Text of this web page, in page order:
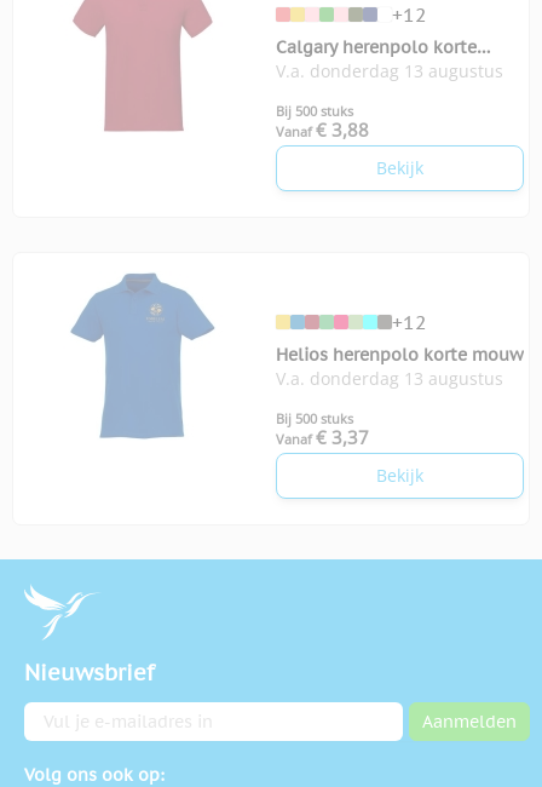
+12
Calgary herenpolo korte
mouwen
V.a. donderdag 13 augustus
Bij 500 stuks
Vanaf € 3,88
Bekijk
+12
Helios herenpolo korte mouw
V.a. donderdag 13 augustus
Bij 500 stuks
Vanaf € 3,37
Bekijk
Nieuwsbrief
E-mailadres Aanmelden
Volg ons ook op: